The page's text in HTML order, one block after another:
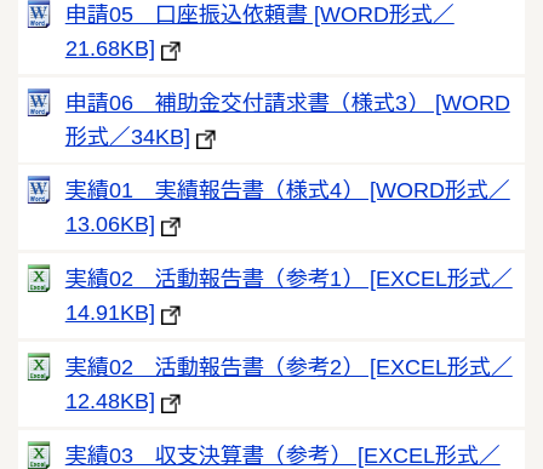
申請05 口座振込依頼書 [WORD形式／
21.68KB]
申請06 補助金交付請求書（様式3） [WORD
形式／34KB]
実績01 実績報告書（様式4） [WORD形式／
13.06KB]
実績02 活動報告書（参考1） [EXCEL形式／
14.91KB]
実績02 活動報告書（参考2） [EXCEL形式／
12.48KB]
実績03 収支決算書（参考） [EXCEL形式／